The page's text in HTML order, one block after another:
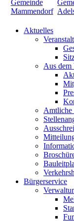
Aktuelles
Aus dem
Amtliche
Bürgerservice